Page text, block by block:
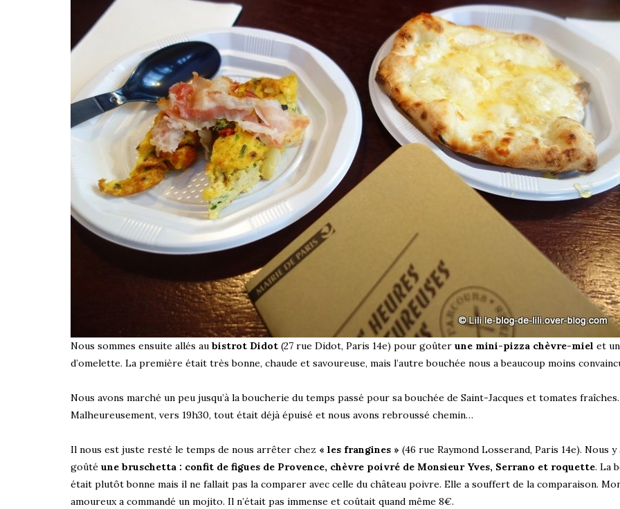
Nous sommes ensuite allés au bistrot Didot (27 rue Didot, Paris 14e) pour goûter une mini-pizza chèvre-miel et
d’omelette. La première était très bonne, chaude et savoureuse, mais l’autre bouchée nous a beaucoup moins
Nous avons marché un peu jusqu’à la boucherie du temps passé pour sa bouchée de Saint-Jacques et tomates fraîches.
Malheureusement, vers 19h30, tout était déjà épuisé et nous avons rebroussé chemin…
Il nous est juste resté le temps de nous arrêter chez « les frangines » (46 rue Raymond Losserand, Paris 14e). Nous y
goûté une bruschetta : confit de figues de Provence, chèvre poivré de Monsieur Yves, Serrano et roquette. La
était plutôt bonne mais il ne fallait pas la comparer avec celle du château poivre. Elle a souffert de la comparaison.
amoureux a commandé un mojito. Il n’était pas immense et coûtait quand même 8€.